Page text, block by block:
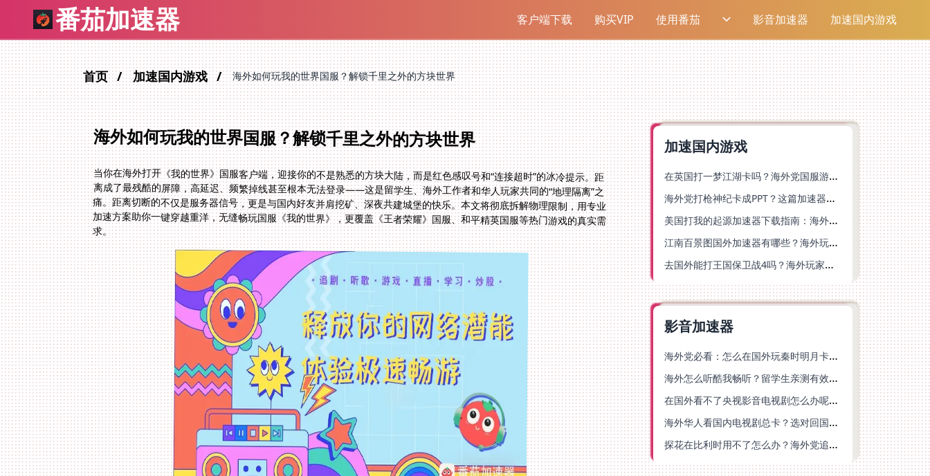
番茄加速器 客户端下载 购买VIP 使用番茄 影音加速器 加速国内游戏
首页 加速国内游戏 海外如何玩我的世界国服？解锁千里之外的方块世界
海外如何玩我的世界国服？解锁千里之外的方块世界
当你在海外打开《我的世界》国服客户端，迎接你的不是熟悉的方块大陆，而是红色感叹号和“连接超时”的冰冷提示。距
离成了最残酷的屏障，高延迟、频繁掉线甚至根本无法登录——这是留学生、海外工作者和华人玩家共同的“地理隔离”之
痛。距离切断的不仅是服务器信号，更是与国内好友并肩挖矿、深夜共建城堡的快乐。本文将彻底拆解物理限制，用专业
加速方案助你一键穿越重洋，无缝畅玩国服《我的世界》，更覆盖《王者荣耀》国服、和平精英国服等热门游戏的真实需
求。
加速国内游戏
在英国打一梦江湖卡吗？海外党国服游戏不卡顿的终极解法
海外党打枪神纪卡成PPT？这篇加速器选择指南帮你丝滑上分
美国打我的起源加速器下载指南：海外玩国服游戏不再卡的终极方案
江南百景图国外加速器有哪些？海外玩家亲测好用的选择与避坑指南
去国外能打王国保卫战4吗？海外玩家国服游戏加速全攻略（附公主连结幻想江湖实测）
影音加速器
海外党必看：怎么在国外玩秦时明月卡牌版？附豆瓣EZCast地区限制破解法
海外怎么听酷我畅听？留学生亲测有效的华语内容解锁指南
在国外看不了央视影音电视剧怎么办呢？海外党亲测有效的回国加速方案
海外华人看国内电视剧总卡？选对回国加速器，还能解决菲律宾打不开反诈中心的问题
探花在比利时用不了怎么办？海外党追剧办事全攻略，选对加速器就够了